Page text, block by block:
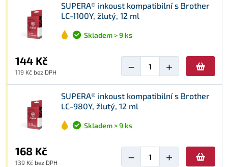
SUPERA® inkoust kompatibilní s Brother
LC-1100Y, žlutý, 12 ml
Skladem > 9 ks
144 Kč
119 Kč bez DPH − +
SUPERA® inkoust kompatibilní s Brother
LC-980Y, žlutý, 12 ml
Skladem > 9 ks
168 Kč
139 Kč bez DPH − +